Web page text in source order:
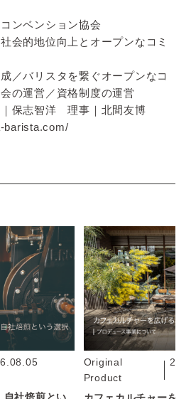
ンベンション協会
会的地位向上とオープンなコミ
／バリスタを繋ぐオープンなコ
の運営／資格制度の運営
保志智洋 理事｜北間友博
barista.com/
Original
Product